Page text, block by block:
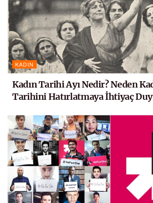
KADIN
Kadın Tarihi Ayı Nedir? Neden
Tarihini Hatırlatmaya İhtiyaç